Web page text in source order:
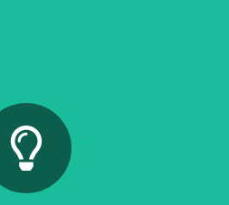
مشاوره و اجرای پروژه‌های